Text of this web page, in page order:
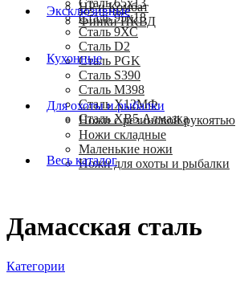
Сталь 65х13
Сталь 95х18
Сталь 9ХС
Сталь D2
Сталь PGK
Сталь S390
Сталь M398
Сталь Х12МФ
Сталь ХВ5 Алмазка
HP и Комбат
Финки НКВД
Эксклюзивные
Кухонные
Для охоты и рыбалки
Ножи с резиновой рукоятью
Ножи складные
Маленькие ножи
Ножи для охоты и рыбалки
Весь каталог
Дамасская сталь
Категории